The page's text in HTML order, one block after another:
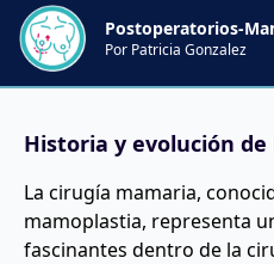
Postoperatorios-
Por Patricia Gonzalez
Historia y evolución
La cirugía mamaria,
mamoplastia, representa
fascinantes dentro de la